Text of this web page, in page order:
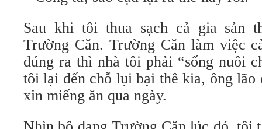
Sau khi tôi thua sạch cả gia sản
Trường Căn. Trường Căn làm việc
đúng ra thì nhà tôi phải “sống nuôi
tôi lại đến chỗ lụi bại thê kia, ông lão
xin miếng ăn qua ngày.